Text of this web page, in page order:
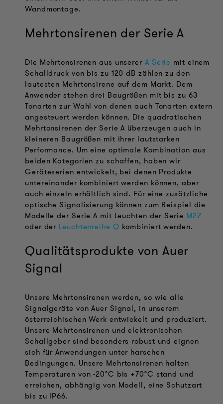
Wandmontage.
Mehrtonsirenen der Serie A
Die Mehrtonsirenen aus unserer A Serie mit einem
Schalldruck von bis zu 120 dB zählen zu den
lautesten Mehrtonsirene auf dem Markt. Dem
Anwender stehen drei Baugrößen mit bis zu 63
Tonarten zur Wahl von denen auch Tonarten extern
angesteuert werden können. Die quadratischen
Mehrtonsirenen der Serie A überzeugen auch in
kleineren Baugrößen mit ihrer lautstarken
Performance. Um eine optimale Kombination aus
beiden Kategorien zu schaffen, haben wir
Geräteserien entwickelt, bei denen Produkte
untereinander kombiniert werden können, aber
auch einzeln erhältlich sind. Für eine zusätzliche
optische Signalisierung können zum Beispiel die
Modelle der Serie A mit Leuchten der Serie M22
oder der Leuchtenreihe Q kombiniert werden.
Qualitätsprodukte von Auer
Signal
Unsere Mehrtonsirenen werden, so wie alle
Signalgeräte von Auer Signal, in unserem
österreichischen Werk entwickelt und produziert.
Unsere Mehrtonsirenen und elektronischen
Schallgeber sind besonders robust und eignen
sich für Anwendungen unter harschen
Bedingungen. Unsere Mehrtonsirenen halten
Temperaturen von -20°C bis +70°C stand und
erreichen, abhängig von Modell, eine Schutzart
bis zu IP66.